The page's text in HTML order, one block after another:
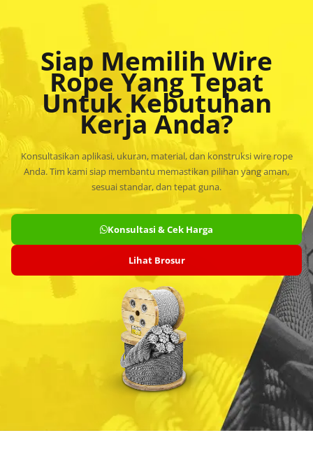
Siap Memilih Wire
Rope Yang Tepat
Untuk Kebutuhan
Kerja Anda?
Konsultasikan aplikasi, ukuran, material, dan konstruksi wire rope
Anda. Tim kami siap membantu memastikan pilihan yang aman,
sesuai standar, dan tepat guna.
Konsultasi & Cek Harga
Lihat Brosur